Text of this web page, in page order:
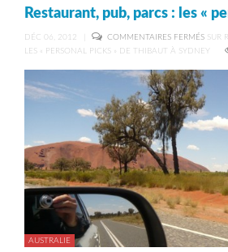
DÉC 06, 2012 COMMENTAIRES FERMÉS SUR
LES « PERSONAL PICKS » DE THIBAUT À SYDNEY
AUSTRALIE